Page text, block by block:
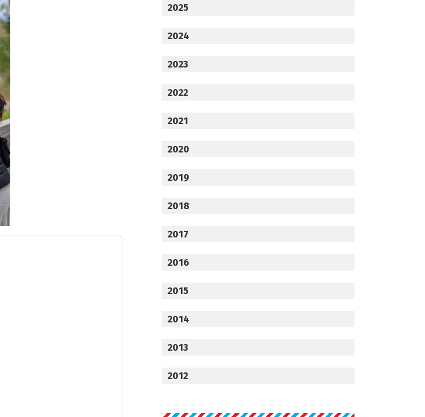
2025
2024
2023
2022
2021
2020
2019
2018
2017
2016
2015
2014
2013
2012